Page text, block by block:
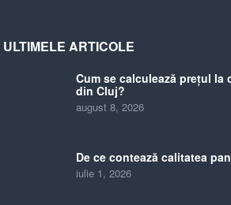
ULTIMELE ARTICOLE
Cum se calculează prețul la
din Cluj?
august 8, 2026
De ce contează calitatea
iulie 1, 2026